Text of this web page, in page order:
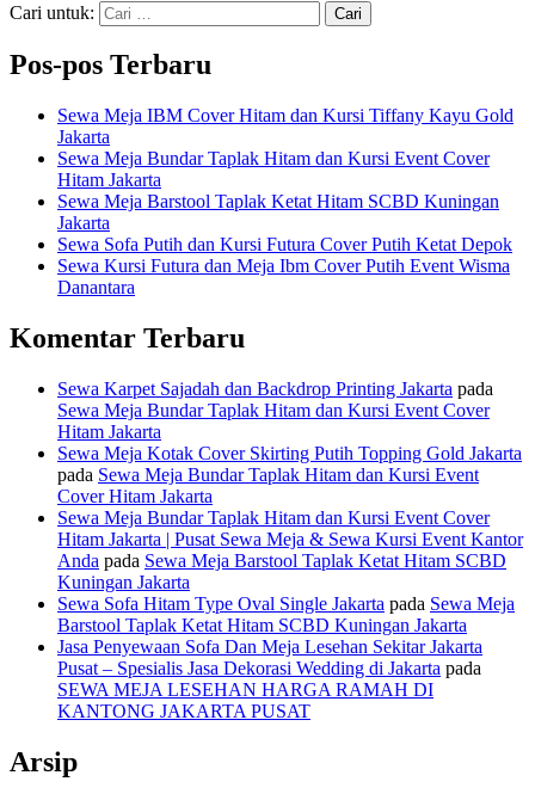
Cari untuk:
Pos-pos Terbaru
Sewa Meja IBM Cover Hitam dan Kursi Tiffany Kayu Gold
Jakarta
Sewa Meja Bundar Taplak Hitam dan Kursi Event Cover
Hitam Jakarta
Sewa Meja Barstool Taplak Ketat Hitam SCBD Kuningan
Jakarta
Sewa Sofa Putih dan Kursi Futura Cover Putih Ketat Depok
Sewa Kursi Futura dan Meja Ibm Cover Putih Event Wisma
Danantara
Komentar Terbaru
Sewa Karpet Sajadah dan Backdrop Printing Jakarta pada
Sewa Meja Bundar Taplak Hitam dan Kursi Event Cover
Hitam Jakarta
Sewa Meja Kotak Cover Skirting Putih Topping Gold Jakarta
pada Sewa Meja Bundar Taplak Hitam dan Kursi Event
Cover Hitam Jakarta
Sewa Meja Bundar Taplak Hitam dan Kursi Event Cover
Hitam Jakarta | Pusat Sewa Meja & Sewa Kursi Event Kantor
Anda pada Sewa Meja Barstool Taplak Ketat Hitam SCBD
Kuningan Jakarta
Sewa Sofa Hitam Type Oval Single Jakarta pada Sewa Meja
Barstool Taplak Ketat Hitam SCBD Kuningan Jakarta
Jasa Penyewaan Sofa Dan Meja Lesehan Sekitar Jakarta
Pusat – Spesialis Jasa Dekorasi Wedding di Jakarta pada
SEWA MEJA LESEHAN HARGA RAMAH DI
KANTONG JAKARTA PUSAT
Arsip